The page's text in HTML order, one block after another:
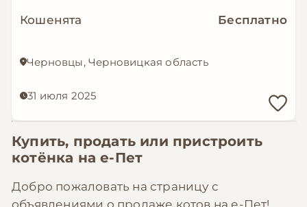
Кошенята Бесплатно
Черновцы, Черновицкая область
31 июля 2025
Купить, продать или пристроить
котёнка нае-Пет
Добро пожаловать на страницу с